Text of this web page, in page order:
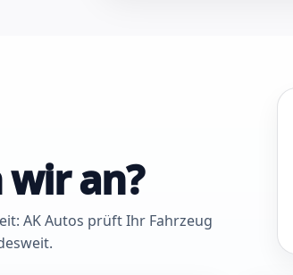
an?
AK Autos prüft Ihr Fahrzeug